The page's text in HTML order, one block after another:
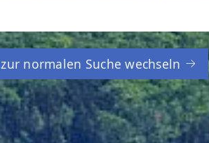
zur normalen Suche wechseln